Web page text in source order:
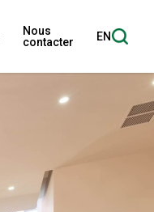
Nous
contacter
EN